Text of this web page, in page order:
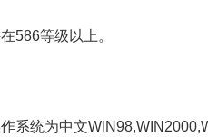
586等级以上。
系统为中文